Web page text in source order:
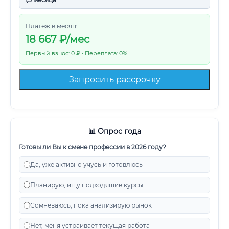
Платеж в месяц:
18 667 ₽/мес
Первый взнос: 0 ₽ • Переплата: 0%
Запросить рассрочку
📊 Опрос года
Готовы ли Вы к смене профессии в 2026 году?
Да, уже активно учусь и готовлюсь
Планирую, ищу подходящие курсы
Сомневаюсь, пока анализирую рынок
Нет, меня устраивает текущая работа